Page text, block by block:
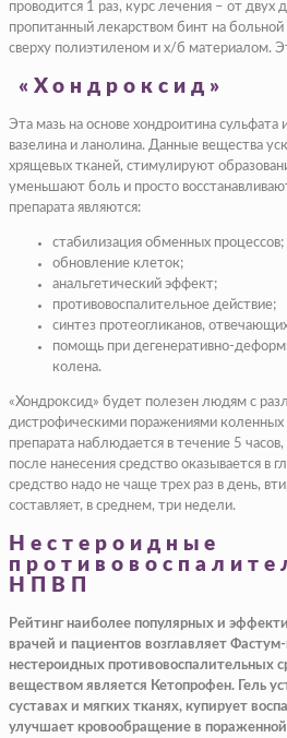
проводится 1 раз, курс лечения – от двух
пропитанный лекарством бинт на больной
сверху полиэтиленом и х/б материалом.
«Хондроксид»
Эта мазь на основе хондроитина
вазелина и ланолина. Данные вещества
хрящевых тканей, стимулируют
уменьшают боль и просто
препарата являются:
стабилизация обменных процессов;
обновление клеток;
анальгетический эффект;
противовоспалительное действие;
синтез протеогликанов,
помощь при дегенеративно-
колена.
«Хондроксид» будет полезен людям с
дистрофическими поражениями
препарата наблюдается в течение 5
после нанесения средство оказывается в
средство надо не чаще трех раз в день,
составляет, в среднем, три недели.
Нестероидные
НПВП
Рейтинг наиболее популярных и
врачей и пациентов возглавляет
нестероидных противовоспалительных
веществом является Кетопрофен. Гель
суставах и мягких тканях, купирует
улучшает кровообращение в